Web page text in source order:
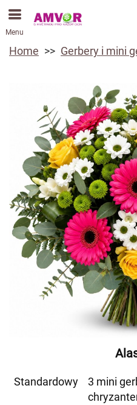
Menu
Home Gerbery i mini
Standardowy
3 mini